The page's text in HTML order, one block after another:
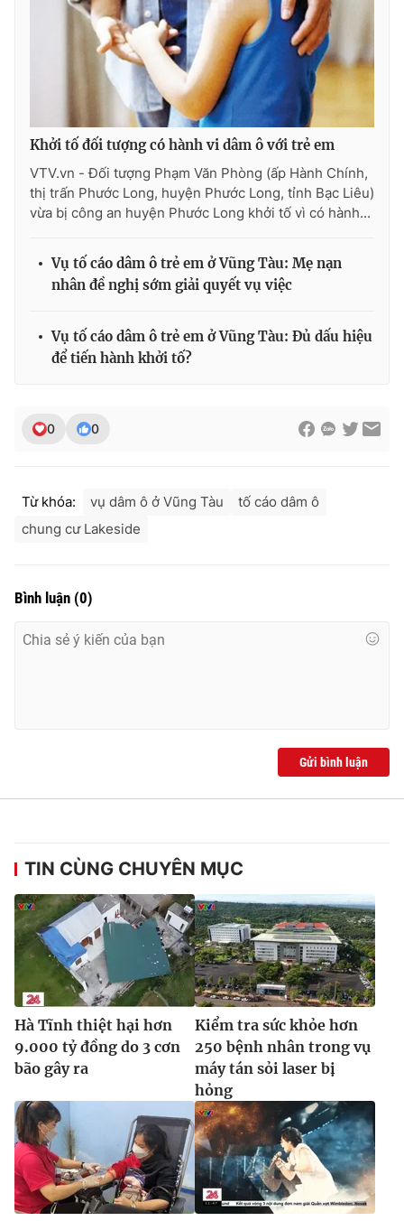
Theo dõi báo trên
Cơ quan chủ quản:
Đài Truyền hình Việt Nam
Cơ quan báo chí:
Giấy phép hoạt động báo in và báo điện tử số 483/GP-BTTTT
cấp ngày 29/12/2023
Phó Tổng Biên tập:Nguyễn Thị Mỹ Hạnh, Phạm Quốc Thắng,
Nguyễn Trọng Ninh
Email: toasoan@vtv.vn
Khởi tố đối tượng có hành vi dâm ô với trẻ em
VTV.vn - Đối tượng Phạm Văn Phòng (ấp Hành Chính,
thị trấn Phước Long, huyện Phước Long, tỉnh Bạc Liêu)
vừa bị công an huyện Phước Long khởi tố vì có hành...
Vụ tố cáo dâm ô trẻ em ở Vũng Tàu: Mẹ nạn
nhân đề nghị sớm giải quyết vụ việc
Vụ tố cáo dâm ô trẻ em ở Vũng Tàu: Đủ dấu hiệu
để tiến hành khởi tố?
0 0
Từ khóa: vụ dâm ô ở Vũng Tàu
tố cáo dâm ô
chung cư Lakeside
Bình luận (0)
Gửi bình luận
TIN CÙNG CHUYÊN MỤC
Hà Tĩnh thiệt hại hơn
9.000 tỷ đồng do 3 cơn
bão gây ra
Kiểm tra sức khỏe hơn
250 bệnh nhân trong vụ
máy tán sỏi laser bị
hỏng